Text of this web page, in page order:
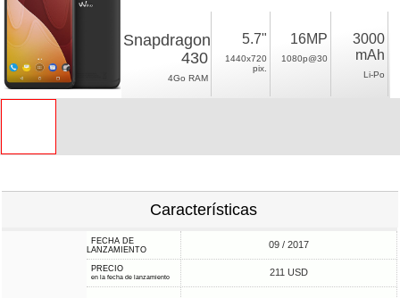
Snapdragon
430
4Go RAM
5.7"
1440x720
pix.
16MP
1080p@30
3000
mAh
Li-Po
Características
FECHA DE
LANZAMIENTO
09 / 2017
PRECIO
en la fecha de lanzamiento 211 USD